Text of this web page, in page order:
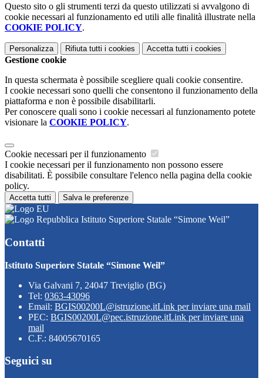
Questo sito o gli strumenti terzi da questo utilizzati si avvalgono di
cookie necessari al funzionamento ed utili alle finalità illustrate nella
COOKIE POLICY.
Personalizza Rifiuta tutti i cookies Accetta tutti i cookies
Gestione cookie
In questa schermata è possibile scegliere quali cookie consentire.
I cookie necessari sono quelli che consentono il funzionamento della
piattaforma e non è possibile disabilitarli.
Per conoscere quali sono i cookie necessari al funzionamento potete
visionare la COOKIE POLICY.
Cookie necessari per il funzionamento
I cookie necessari per il funzionamento non possono essere
disabilitati. È possibile consultare l'elenco nella pagina della cookie
policy.
Accetta tutti Salva le preferenze
Istituto Superiore Statale “Simone Weil”
Contatti
Istituto Superiore Statale “Simone Weil”
Via Galvani 7, 24047 Treviglio (BG)
Tel: 0363-43096
Email: BGIS00200L@istruzione.itLink per inviare una mail
PEC: BGIS00200L@pec.istruzione.itLink per inviare una
mail
C.F.: 84005670165
Seguici su